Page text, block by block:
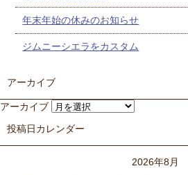
年末年始の休みのお知らせ
ジムニーシエラをカスタム
アーカイブ
アーカイブ
投稿日カレンダー
2026年8月